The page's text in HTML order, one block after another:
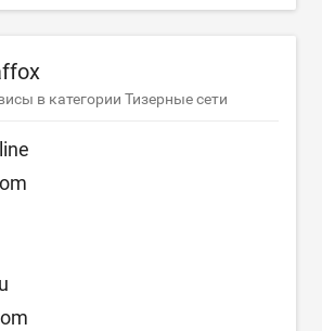
в категории Тизерные сети